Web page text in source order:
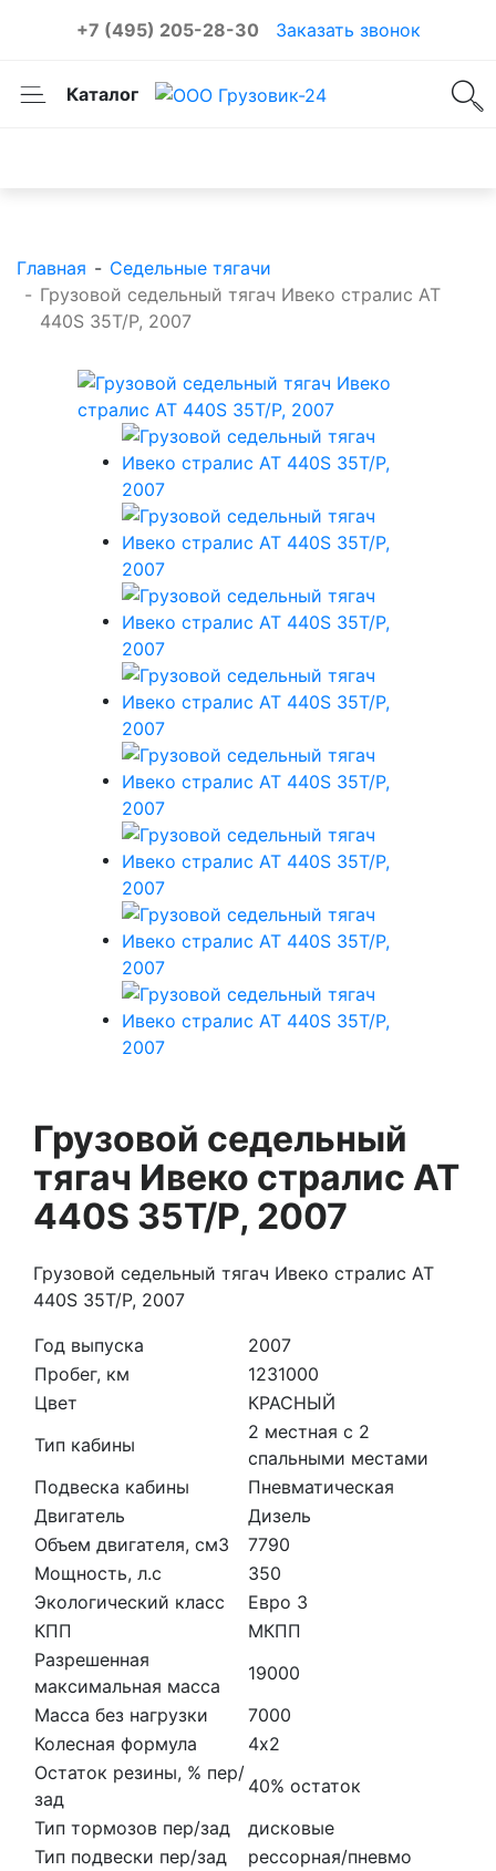
+7 (495) 205-28-30 Заказать звонок
Каталог
Главная - Седельные тягачи
- Грузовой седельный тягач Ивеко стралис АТ
440S 35T/P, 2007
Грузовой седельный
тягач Ивеко стралис АТ
440S 35T/P, 2007
Грузовой седельный тягач Ивеко стралис АТ
440S 35T/P, 2007
Год выпуска
2007
Пробег, км
1231000
Цвет
КРАСНЫЙ
Тип кабины
2 местная с 2
спальными местами
Подвеска кабины
Пневматическая
Двигатель
Дизель
Объем двигателя, см3
7790
Мощность, л.с
350
Экологический класс
Евро 3
КПП
МКПП
Разрешенная
максимальная масса
19000
Масса без нагрузки
7000
Колесная формула
4х2
Остаток резины, % пер/
зад
40% остаток
Тип тормозов пер/зад
дисковые
Тип подвески пер/зад
рессорная/пневмо